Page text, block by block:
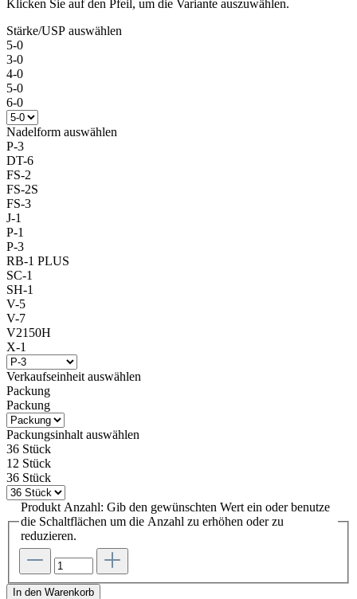
Klicken Sie auf den Pfeil, um die Variante auszuwählen.
Stärke/USP auswählen
5-0
3-0
4-0
5-0
6-0
Nadelform auswählen
P-3
DT-6
FS-2
FS-2S
FS-3
J-1
P-1
P-3
RB-1 PLUS
SC-1
SH-1
V-5
V-7
V2150H
X-1
Verkaufseinheit auswählen
Packung
Packung
Packungsinhalt auswählen
36 Stück
12 Stück
36 Stück
Produkt Anzahl: Gib den gewünschten Wert ein oder benutze
die Schaltflächen um die Anzahl zu erhöhen oder zu
reduzieren.
In den Warenkorb